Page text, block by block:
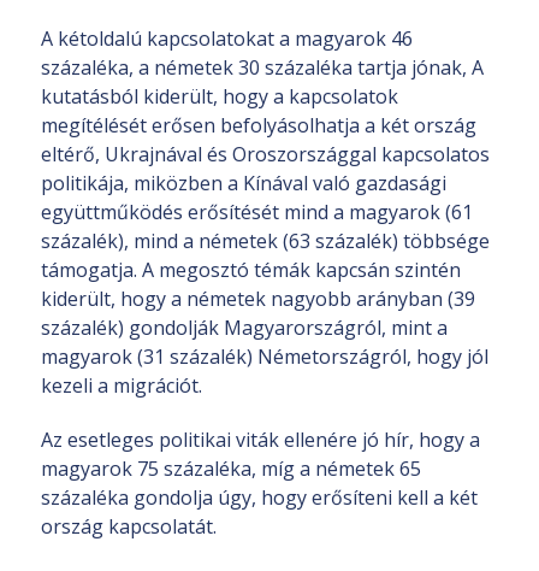
A kétoldalú kapcsolatokat a magyarok 46
százaléka, a németek 30 százaléka tartja jónak, A
kutatásból kiderült, hogy a kapcsolatok
megítélését erősen befolyásolhatja a két ország
eltérő, Ukrajnával és Oroszországgal kapcsolatos
politikája, miközben a Kínával való gazdasági
együttműködés erősítését mind a magyarok (61
százalék), mind a németek (63 százalék) többsége
támogatja. A megosztó témák kapcsán szintén
kiderült, hogy a németek nagyobb arányban (39
százalék) gondolják Magyarországról, mint a
magyarok (31 százalék) Németországról, hogy jól
kezeli a migrációt.
Az esetleges politikai viták ellenére jó hír, hogy a
magyarok 75 százaléka, míg a németek 65
százaléka gondolja úgy, hogy erősíteni kell a két
ország kapcsolatát.